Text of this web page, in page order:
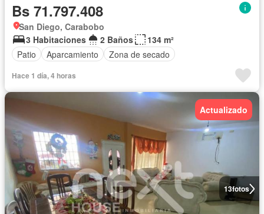
Bs 71.797.408
San Diego, Carabobo
3 Habitaciones
2 Baños
134 m²
Patio
Aparcamiento Zona de secado
Hace 1 día, 4 horas
13fotos
Actualizado